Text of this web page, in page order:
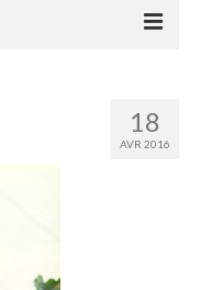
18
AVR 2016